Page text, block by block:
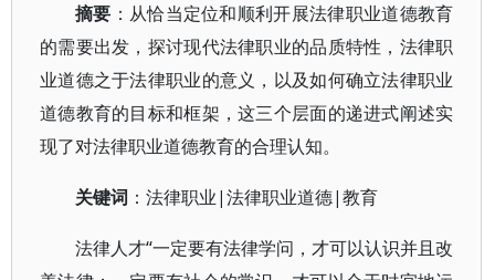
摘要 ：从恰当定位和顺利开展法律职业道德教育
的需要出发，探讨现代法律职业的品质特性，法律职
业道德之于法律职业的意义，以及如何确立法律职业
道德教育的目标和框架，这三个层面的递进式阐述实
现了对法律职业道德教育的合理认知。
关键词 ：法律职业|法律职业道德|教育
法律人才“一定要有法律学问，才可以认识并且改